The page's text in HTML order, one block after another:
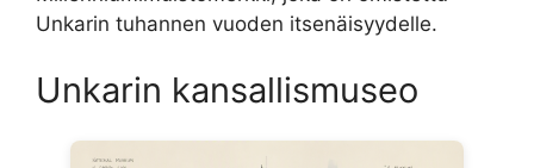
Unkarin tuhannen vuoden itsenäisyydelle.
Unkarin kansallismuseo